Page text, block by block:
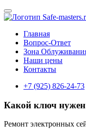
Главная
Вопрос-Ответ
Зона
Наши цены
Контакты
+7 (925) 826-24-73
Какой ключ нужен
Ремонт электронных